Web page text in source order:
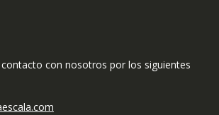
con nosotros por los siguientes